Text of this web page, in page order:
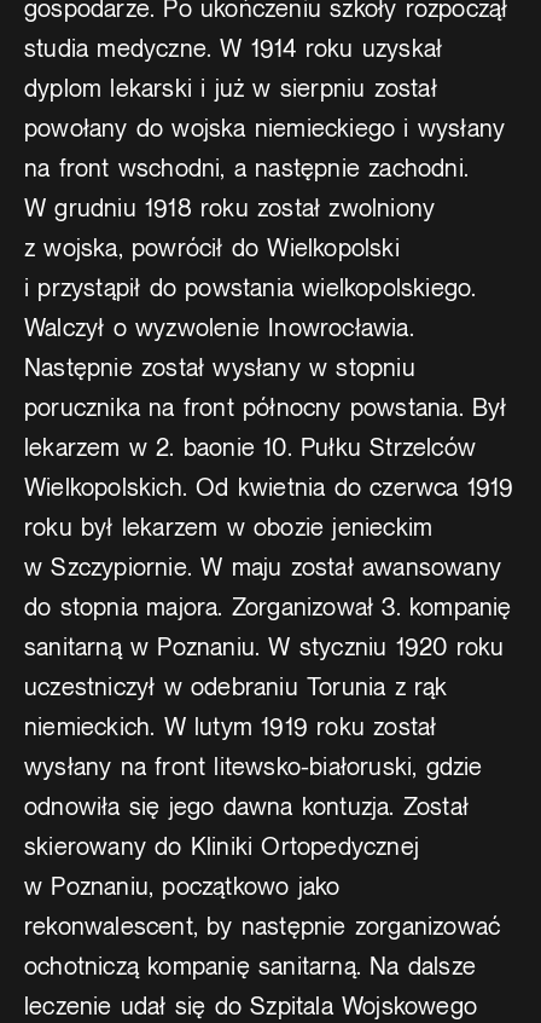
gospodarze. Po ukończeniu szkoły rozpoczął
studia medyczne. W 1914 roku uzyskał
dyplom lekarski i już w sierpniu został
powołany do wojska niemieckiego i wysłany
na front wschodni, a następnie zachodni.
W grudniu 1918 roku został zwolniony
z wojska, powrócił do Wielkopolski
i przystąpił do powstania wielkopolskiego.
Walczył o wyzwolenie Inowrocławia.
Następnie został wysłany w stopniu
porucznika na front północny powstania. Był
lekarzem w 2. baonie 10. Pułku Strzelców
Wielkopolskich. Od kwietnia do czerwca 1919
roku był lekarzem w obozie jenieckim
w Szczypiornie. W maju został awansowany
do stopnia majora. Zorganizował 3. kompanię
sanitarną w Poznaniu. W styczniu 1920 roku
uczestniczył w odebraniu Torunia z rąk
niemieckich. W lutym 1919 roku został
wysłany na front litewsko-białoruski, gdzie
odnowiła się jego dawna kontuzja. Został
skierowany do Kliniki Ortopedycznej
w Poznaniu, początkowo jako
rekonwalescent, by następnie zorganizować
ochotniczą kompanię sanitarną. Na dalsze
leczenie udał się do Szpitala Wojskowego